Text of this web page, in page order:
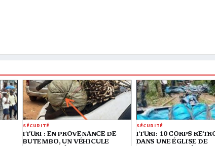
SÉCURITÉ
ITURI : EN PROVENANCE DE
BUTEMBO, UN VÉHICULE
SÉCURITÉ
ITURI: 10 CORPS
DANS UNE ÉGLISE DE